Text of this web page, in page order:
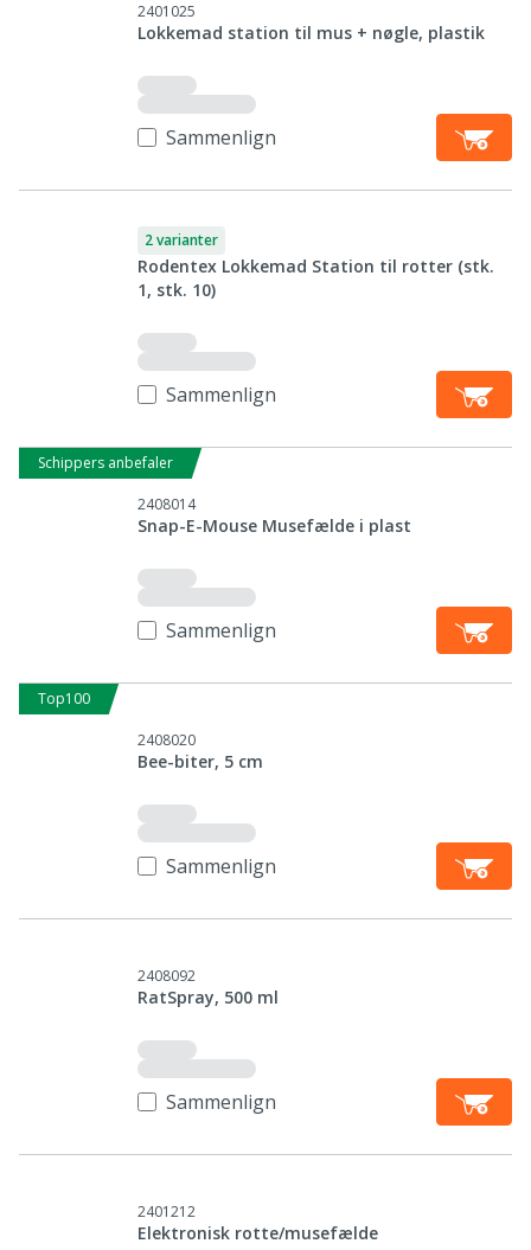
2401025
Lokkemad station til mus + nøgle, plastik
Sammenlign
2 varianter
Rodentex Lokkemad Station til rotter (stk.
1, stk. 10)
Sammenlign
Schippers anbefaler
2408014
Snap-E-Mouse Musefælde i plast
Sammenlign
Top100
2408020
Bee-biter, 5 cm
Sammenlign
2408092
RatSpray, 500 ml
Sammenlign
2401212
Elektronisk rotte/musefælde